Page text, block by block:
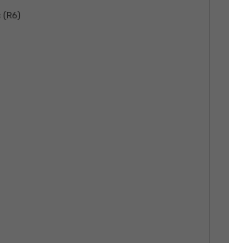
(R6)